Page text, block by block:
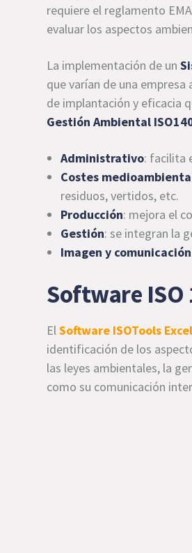
requiere el reglamento
evaluar los aspectos
La implementación de un
que varían de una
de implantación y eficacia
Gestión Ambiental
Administrativo: facilita
Costes
residuos, vertidos, etc.
Producción: mejora el
Gestión: se integran la
Imagen y comunicación
Software ISO
ElSoftware ISOTools
identificación de los
las leyes ambientales, la
como su comunicación